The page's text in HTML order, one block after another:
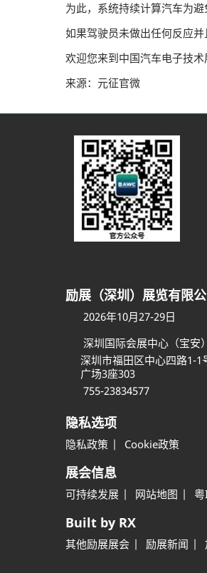
为此，系统持续计算汽车为
如果驾驶员未做出任何反应
欢迎您来到中国汽车电子技
来源：元征官微
励展（深圳）展览有限
2026年10月27-29日
深圳国际会展中心（宝安）
深圳市福田区中心四路1-1
广场3座303
755-23834577
隐私选项
隐私政策 Cookie政策
展会信息
可持续发展 网站地图 粤
Built by RX
其他励展展会 励展新闻